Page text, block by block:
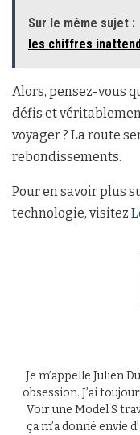
Sur le même sujet :
les chiffres
Alors, pensez-vous
défis et
voyager ? La route
rebondissements.
Pour en savoir plus
technologie, visitez
Je m’appelle Julien
obsession. J’ai
Voir une Model S
ça m’a donné envie